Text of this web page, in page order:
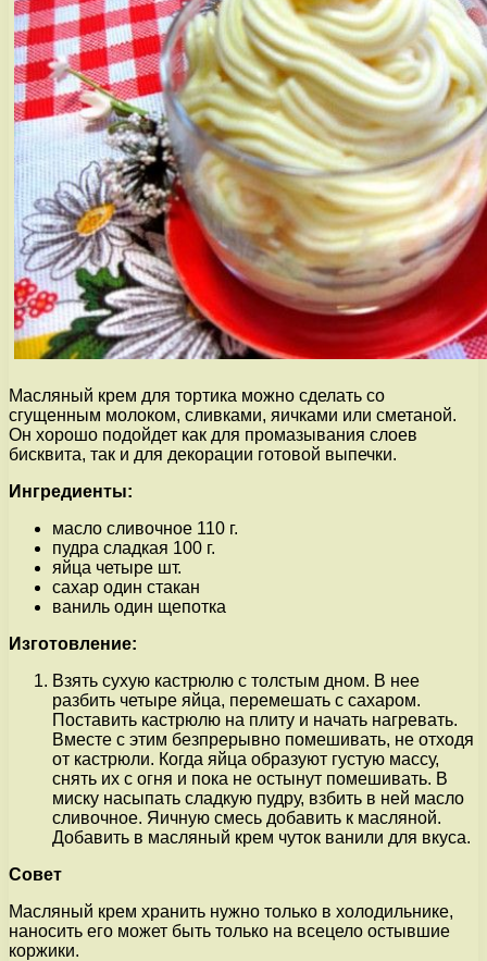
Масляный крем для тортика можно сделать со
сгущенным молоком, сливками, яичками или сметаной.
Он хорошо подойдет как для промазывания слоев
бисквита, так и для декорации готовой выпечки.
Ингредиенты:
масло сливочное 110 г.
пудра сладкая 100 г.
яйца четыре шт.
сахар один стакан
ваниль один щепотка
Изготовление:
Взять сухую кастрюлю с толстым дном. В нее
разбить четыре яйца, перемешать с сахаром.
Поставить кастрюлю на плиту и начать нагревать.
Вместе с этим безпрерывно помешивать, не отходя
от кастрюли. Когда яйца образуют густую массу,
снять их с огня и пока не остынут помешивать. В
миску насыпать сладкую пудру, взбить в ней масло
сливочное. Яичную смесь добавить к масляной.
Добавить в масляный крем чуток ванили для вкуса.
Совет
Масляный крем хранить нужно только в холодильнике,
наносить его может быть только на всецело остывшие
коржики.